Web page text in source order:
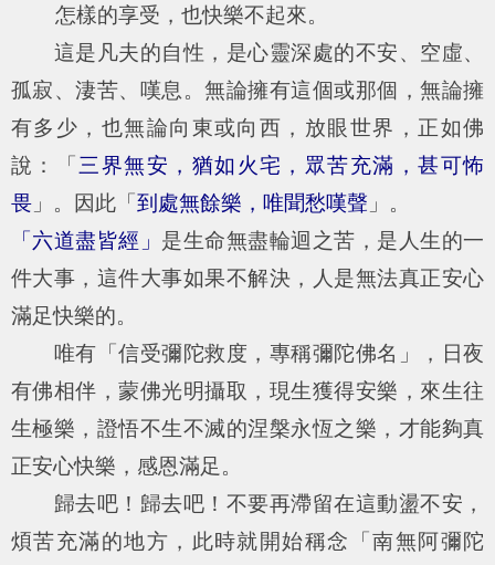
怎樣的享受，也快樂不起來。
這是凡夫的自性，是心靈深處的不安、空虛、
孤寂、淒苦、嘆息。無論擁有這個或那個，無論擁
有多少，也無論向東或向西，放眼世界，正如佛
說：「 三界無安，猶如火宅，眾苦充滿，甚可怖
畏 」。因此「 到處無餘樂，唯聞愁嘆聲 」。
「六道盡皆經」 是生命無盡輪迴之苦，是人生的一
件大事，這件大事如果不解決，人是無法真正安心
滿足快樂的。
唯有「信受彌陀救度，專稱彌陀佛名」，日夜
有佛相伴，蒙佛光明攝取，現生獲得安樂，來生往
生極樂，證悟不生不滅的涅槃永恆之樂，才能夠真
正安心快樂，感恩滿足。
歸去吧！歸去吧！不要再滯留在這動盪不安，
煩苦充滿的地方，此時就開始稱念「南無阿彌陀